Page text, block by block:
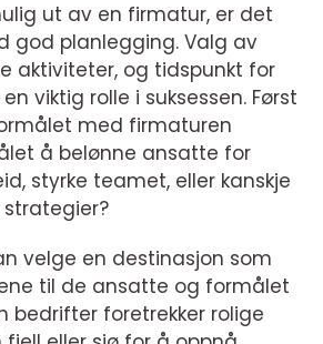
ut av en firmatur, er det
god planlegging. Valg av
aktiviteter, og tidspunkt for
viktig rolle i suksessen. Først
med firmaturen
å belønne ansatte for
styrke teamet, eller kanskje
velge en destinasjon som
til de ansatte og formålet
bedrifter foretrekker rolige